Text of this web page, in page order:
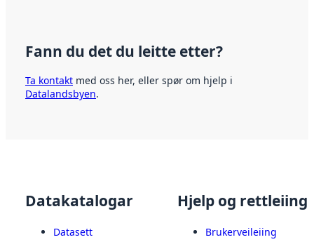
Fann du det du leitte etter?
Ta kontakt med oss her, eller spør om hjelp i
Datalandsbyen.
Datakatalogar
Datasett
Hjelp og rettleiing
Brukerveileiing